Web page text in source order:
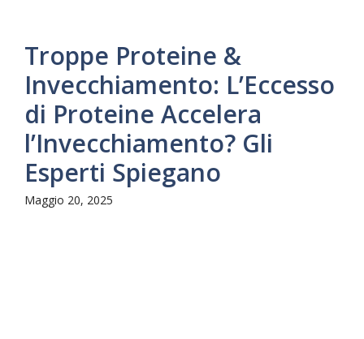
Troppe Proteine &
Invecchiamento: L’Eccesso
di Proteine Accelera
l’Invecchiamento? Gli
Esperti Spiegano
Maggio 20, 2025